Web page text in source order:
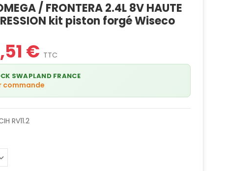
/ FRONTERA 2.4L 8V HAUTE
kit piston forgé Wiseco
€ TTC
SWAPLAND FRANCE
commande
RV11.2